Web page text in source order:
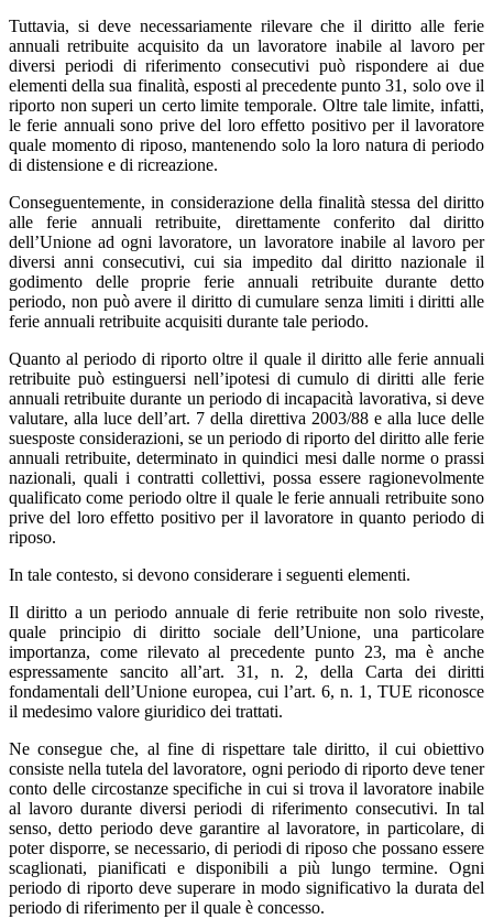
Tuttavia, si deve necessariamente rilevare che il diritto alle ferie
annuali retribuite acquisito da un lavoratore inabile al lavoro per
diversi periodi di riferimento consecutivi può rispondere ai due
elementi della sua finalità, esposti al precedente punto 31, solo ove il
riporto non superi un certo limite temporale. Oltre tale limite, infatti,
le ferie annuali sono prive del loro effetto positivo per il lavoratore
quale momento di riposo, mantenendo solo la loro natura di periodo
di distensione e di ricreazione.
Conseguentemente, in considerazione della finalità stessa del diritto
alle ferie annuali retribuite, direttamente conferito dal diritto
dell’Unione ad ogni lavoratore, un lavoratore inabile al lavoro per
diversi anni consecutivi, cui sia impedito dal diritto nazionale il
godimento delle proprie ferie annuali retribuite durante detto
periodo, non può avere il diritto di cumulare senza limiti i diritti alle
ferie annuali retribuite acquisiti durante tale periodo.
Quanto al periodo di riporto oltre il quale il diritto alle ferie annuali
retribuite può estinguersi nell’ipotesi di cumulo di diritti alle ferie
annuali retribuite durante un periodo di incapacità lavorativa, si deve
valutare, alla luce dell’art. 7 della direttiva 2003/88 e alla luce delle
suesposte considerazioni, se un periodo di riporto del diritto alle ferie
annuali retribuite, determinato in quindici mesi dalle norme o prassi
nazionali, quali i contratti collettivi, possa essere ragionevolmente
qualificato come periodo oltre il quale le ferie annuali retribuite sono
prive del loro effetto positivo per il lavoratore in quanto periodo di
riposo.
In tale contesto, si devono considerare i seguenti elementi.
Il diritto a un periodo annuale di ferie retribuite non solo riveste,
quale principio di diritto sociale dell’Unione, una particolare
importanza, come rilevato al precedente punto 23, ma è anche
espressamente sancito all’art. 31, n. 2, della Carta dei diritti
fondamentali dell’Unione europea, cui l’art. 6, n. 1, TUE riconosce
il medesimo valore giuridico dei trattati.
Ne consegue che, al fine di rispettare tale diritto, il cui obiettivo
consiste nella tutela del lavoratore, ogni periodo di riporto deve tener
conto delle circostanze specifiche in cui si trova il lavoratore inabile
al lavoro durante diversi periodi di riferimento consecutivi. In tal
senso, detto periodo deve garantire al lavoratore, in particolare, di
poter disporre, se necessario, di periodi di riposo che possano essere
scaglionati, pianificati e disponibili a più lungo termine. Ogni
periodo di riporto deve superare in modo significativo la durata del
periodo di riferimento per il quale è concesso.